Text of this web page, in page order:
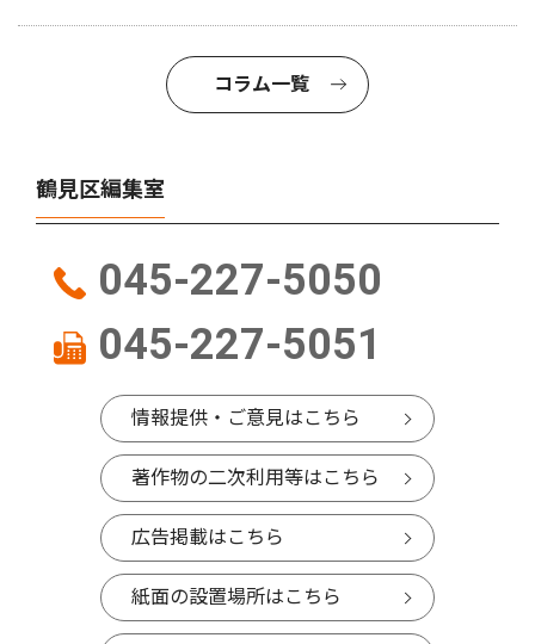
コラム一覧
鶴見区編集室
045-227-5050
045-227-5051
情報提供・ご意見はこちら
著作物の二次利用等はこちら
広告掲載はこちら
紙面の設置場所はこちら